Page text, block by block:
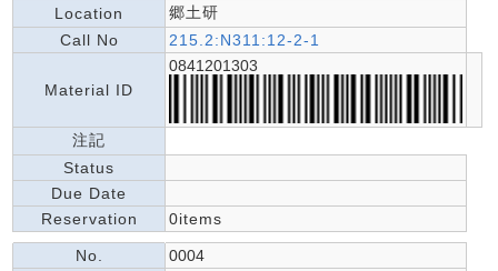
Location
郷土研
Call No
215.2:N311:12-2-1
Material ID
0841201303
注記
Status
Due Date
Reservation
0items
No.
0004